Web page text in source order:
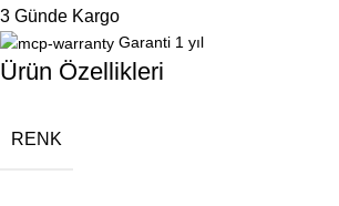
3 Günde Kargo
Garanti 1 yıl
Ürün Özellikleri
RENK